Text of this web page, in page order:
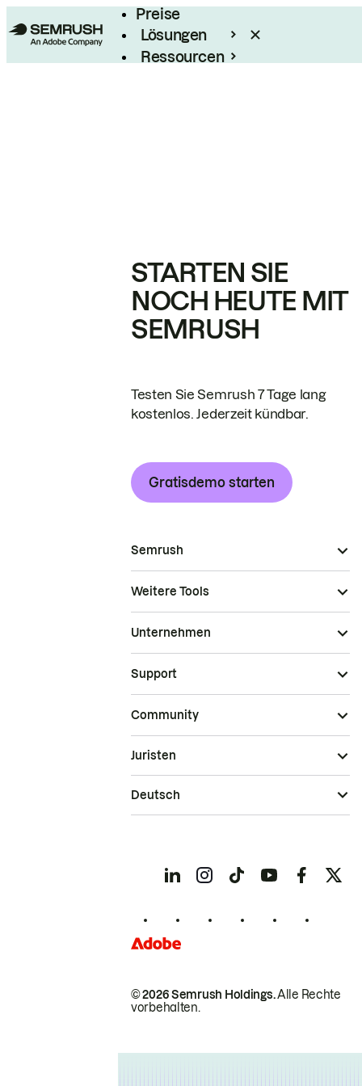
Preise
Lösungen
Ressourcen
STARTEN SIE
NOCH HEUTE MIT
SEMRUSH
Testen Sie Semrush 7 Tage lang
kostenlos. Jederzeit kündbar.
Gratisdemo starten
Semrush
Weitere Tools
Unternehmen
Support
Community
© 2026 Semrush Holdings.Alle Rechte
vorbehalten.
Juristen
Deutsch